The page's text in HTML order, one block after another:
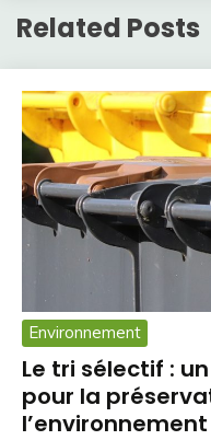
Related Posts
Environnement
Le tri sélectif :
pour la
l’environnement